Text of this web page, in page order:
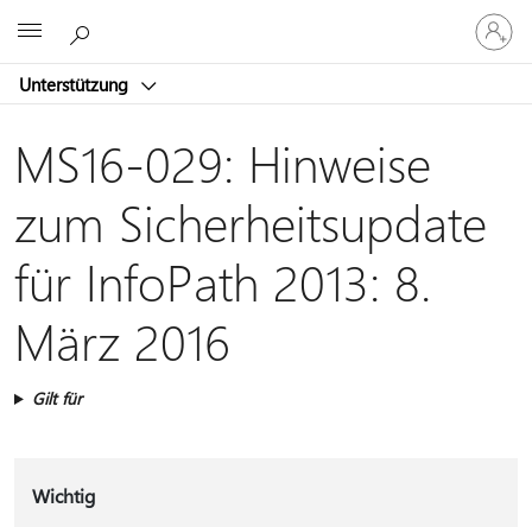
Unterstützung
Bei
Ihrem
Konto
MS16-029: Hinweise
zum Sicherheitsupdate
für InfoPath 2013: 8.
März 2016
Gilt für
Wichtig